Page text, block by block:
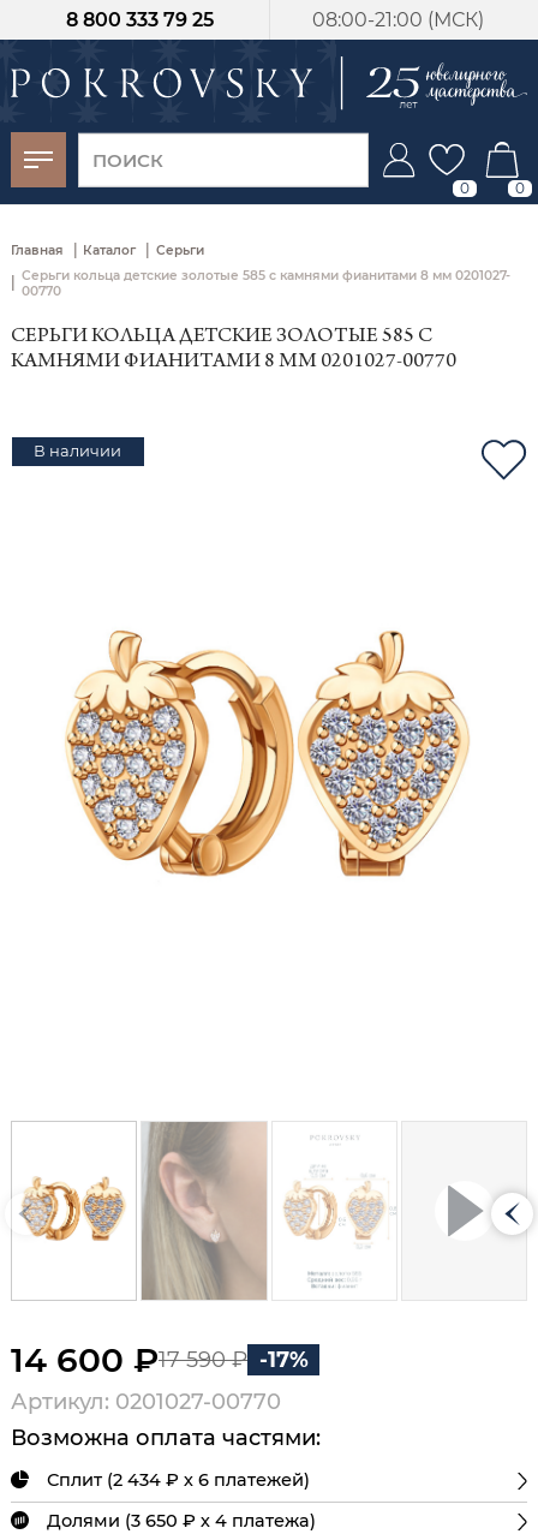
08:00-21:00 (МСК)
8 800 333 79 25
0 0
Главная | Каталог | Серьги
Серьги кольца детские золотые 585 с камнями фианитами 8 мм 0201027-
00770
СЕРЬГИ КОЛЬЦА ДЕТСКИЕ ЗОЛОТЫЕ 585 С
КАМНЯМИ ФИАНИТАМИ 8 ММ 0201027-00770
В наличии
14 600 ₽17 590 ₽ -17%
Артикул: 0201027-00770
Возможна оплата частями:
Сплит (2 434 ₽ х 6 платежей)
Долями (3 650 ₽ х 4 платежа)
-30%
от 15 дней с
момента оплаты